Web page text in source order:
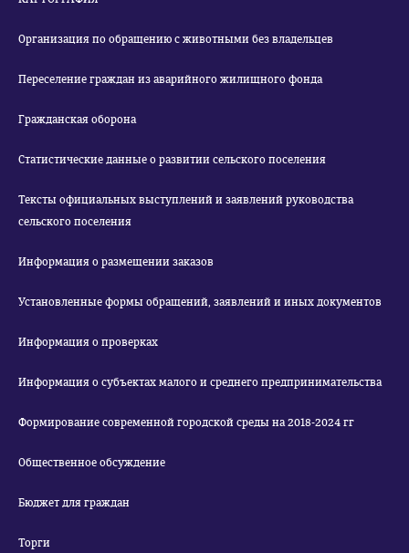
Организация по обращению с животными без владельцев
Переселение граждан из аварийного жилищного фонда
Гражданская оборона
Статистические данные о развитии сельского поселения
Тексты официальных выступлений и заявлений руководства
сельского поселения
Информация о размещении заказов
Установленные формы обращений, заявлений и иных документов
Информация о проверках
Информация о субъектах малого и среднего предпринимательства
Формирование современной городской среды на 2018-2024 гг
Общественное обсуждение
Бюджет для граждан
Торги